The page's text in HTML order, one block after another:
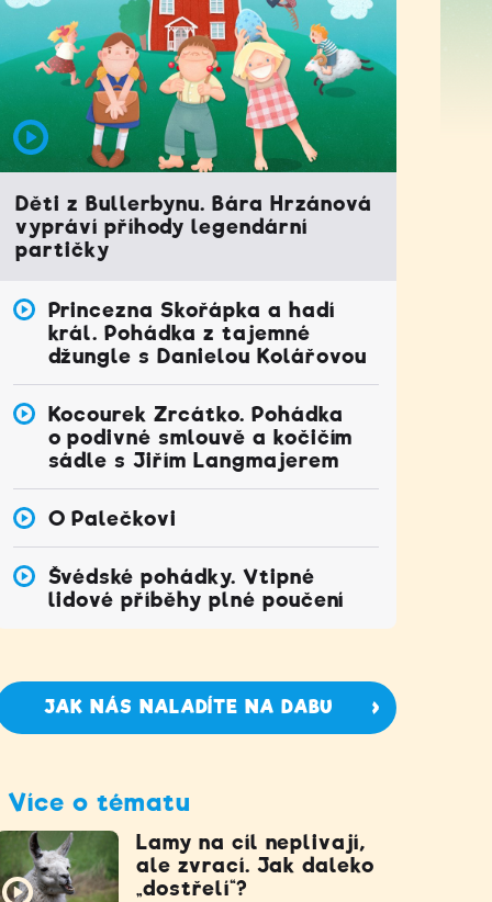
Děti z Bullerbynu. Bára Hrzánová
vypráví příhody legendární
partičky
Princezna Skořápka a hadí
král. Pohádka z tajemné
džungle s Danielou Kolářovou
Kocourek Zrcátko. Pohádka
o podivné smlouvě a kočičím
sádle s Jiřím Langmajerem
O Palečkovi
Švédské pohádky. Vtipné
lidové příběhy plné poučení
JAK NÁS NALADÍTE NA DABU
Více o tématu
Lamy na cíl neplivají,
ale zvrací. Jak daleko
„dostřelí“?